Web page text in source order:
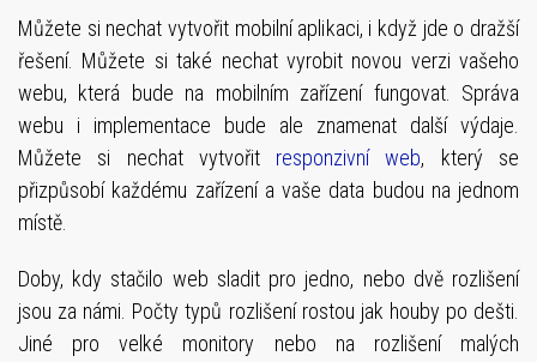
Můžete si nechat vytvořit mobilní aplikaci, i když jde o dražší
řešení. Můžete si také nechat vyrobit novou verzi vašeho
webu, která bude na mobilním zařízení fungovat. Správa
webu i implementace bude ale znamenat další výdaje.
Můžete si nechat vytvořit responzivní web, který se
přizpůsobí každému zařízení a vaše data budou na jednom
místě.
Doby, kdy stačilo web sladit pro jedno, nebo dvě rozlišení
jsou za námi. Počty typů rozlišení rostou jak houby po dešti.
Jiné pro velké monitory nebo na rozlišení malých